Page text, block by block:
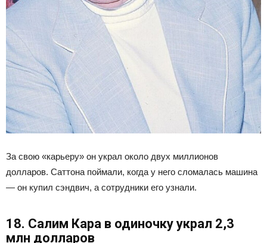
За свою «карьеру» он украл около двух миллионов
долларов. Саттона поймали, когда у него сломалась машина
— он купил сэндвич, а сотрудники его узнали.
18. Салим Кара в одиночку украл 2,3
млн долларов